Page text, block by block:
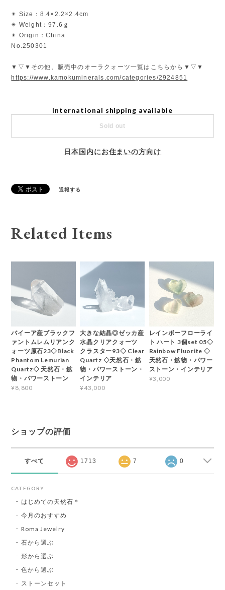
✴︎ Size：8.4×2.2×2.4cm
✴︎ Weight：97.6ｇ
✴︎ Origin：China
No.250301
▼▽▼その他、販売中のオーラクォーツ一覧はこちらから▼▽▼
https://www.kamokuminerals.com/categories/2924851
International shipping available
Sold out
日本国内にお住まいの方向け
通報する
Related Items
バイーア産ブラックフ
ァントムレムリアンク
ォーツ原石23◇Black
Phantom Lemurian
Quartz◇ 天然石・鉱
物・パワーストーン
¥8,800
大きな結晶◎ゼッカ産
水晶クリアクォーツ
クラスター93◇ Clear
Quartz ◇天然石・鉱
物・パワーストーン・
インテリア
¥43,000
レインボーフローライ
ト ハート 3個set 05◇
Rainbow Fluorite ◇
天然石・鉱物・パワー
ストーン・インテリア
¥3,000
ショップの評価
すべて 1713 7 0
CATEGORY
はじめての天然石＊
今月のおすすめ
Roma Jewelry
石から選ぶ
形から選ぶ
色から選ぶ
ストーンセット